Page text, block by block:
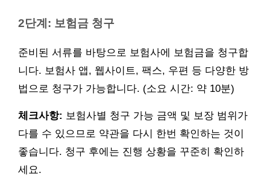
2단계: 보험금 청구
준비된 서류를 바탕으로 보험사에 보험금을 청구합
니다. 보험사 앱, 웹사이트, 팩스, 우편 등 다양한 방
법으로 청구가 가능합니다. (소요 시간: 약 10분)
체크사항: 보험사별 청구 가능 금액 및 보장 범위가
다를 수 있으므로 약관을 다시 한번 확인하는 것이
좋습니다. 청구 후에는 진행 상황을 꾸준히 확인하
세요.